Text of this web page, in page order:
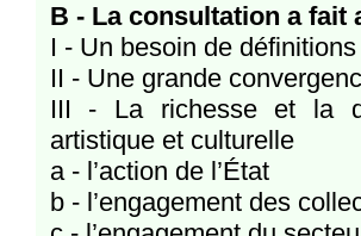
B - La consultation a fait
I - Un besoin de
II - Une grande
III - La richesse et la
artistique et culturelle
a - l’action de l’État
b - l’engagement des